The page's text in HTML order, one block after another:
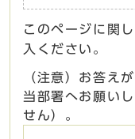
このページに関
入ください。
（注意）お答え
当部署へお願い
せん）。